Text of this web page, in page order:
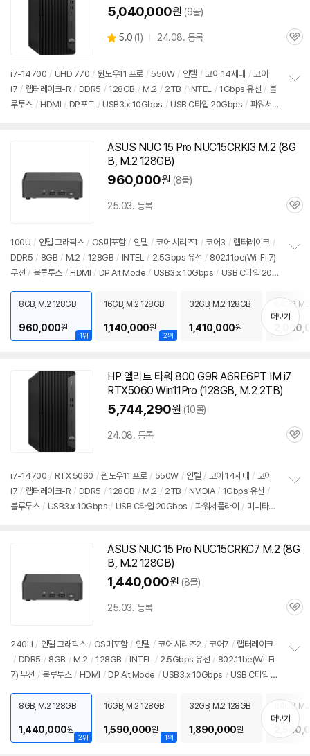
5,040,000원 (9몰)
별
5.0 (상
1) 24.08. 등록
관
i7-14700 / UHD 770 / 윈도우11 프로 / 550W / 인텔 / 코어 14세대 / 코어
i7 / 랩터레이크-R / DDR5 / 128GB / M.2 / 2TB / INTEL / 1Gbps 유선 / 블
루투스 / HDMI / DP포트 / USB3.x 10Gbps / USB C타입 20Gbps / 파워서
기
ASUS NUC 15 Pro NUC15CRKI3 M.2 (8G
B, M.2 128GB)
960,000원 (8몰)
25.03. 등록
관
100U / 인텔 그래픽스 / OS미포함 / 인텔 / 코어 시리즈1 / 코어3 / 랩터레이크 /
DDR5 / 8GB / M.2 / 128GB / INTEL / 2.5Gbps 유선 / 802.11be(Wi-Fi 7)
무선 / 블루투스 / HDMI / DP Alt Mode / USB3.x 10Gbps / USB C타입 20G
치
기
1위
8GB, M.2 128GB
960,000원
2위
16GB, M.2 128GB
1,140,000원
32GB, M.2 128GB
1,410,000원
64GB,
더보기
HP 엘리트 타워 800 G9R A6RE6PT IM i7
RTX5060 Win11Pro (128GB, M.2 2TB)
5,744,290원 (10몰)
24.08. 등록
관
i7-14700 / RTX 5060 / 윈도우11 프로 / 550W / 인텔 / 코어 14세대 / 코어
i7 / 랩터레이크-R / DDR5 / 128GB / M.2 / 2TB / NVIDIA / 1Gbps 유선 /
블루투스 / USB3.x 10Gbps / USB C타입 20Gbps / 파워서플라이 / 미니타
기
ASUS NUC 15 Pro NUC15CRKC7 M.2 (8G
B, M.2 128GB)
1,440,000원 (8몰)
25.03. 등록
관
240H / 인텔 그래픽스 / OS미포함 / 인텔 / 코어 시리즈2 / 코어7 / 랩터레이크
/ DDR5 / 8GB / M.2 / 128GB / INTEL / 2.5Gbps 유선 / 802.11be(Wi-Fi
7) 무선 / 블루투스 / HDMI / DP Alt Mode / USB3.x 10Gbps / USB C타입 2
치
기
2위
8GB, M.2 128GB
1,440,000원
1위
16GB, M.2 128GB
1,590,000원
32GB, M.2 128GB
1,890,000원
64GB,
더보기